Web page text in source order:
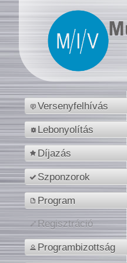
Versenyfelhívás
Lebonyolítás
Díjazás
Szponzorok
Program
Regisztráció
Programbizottság